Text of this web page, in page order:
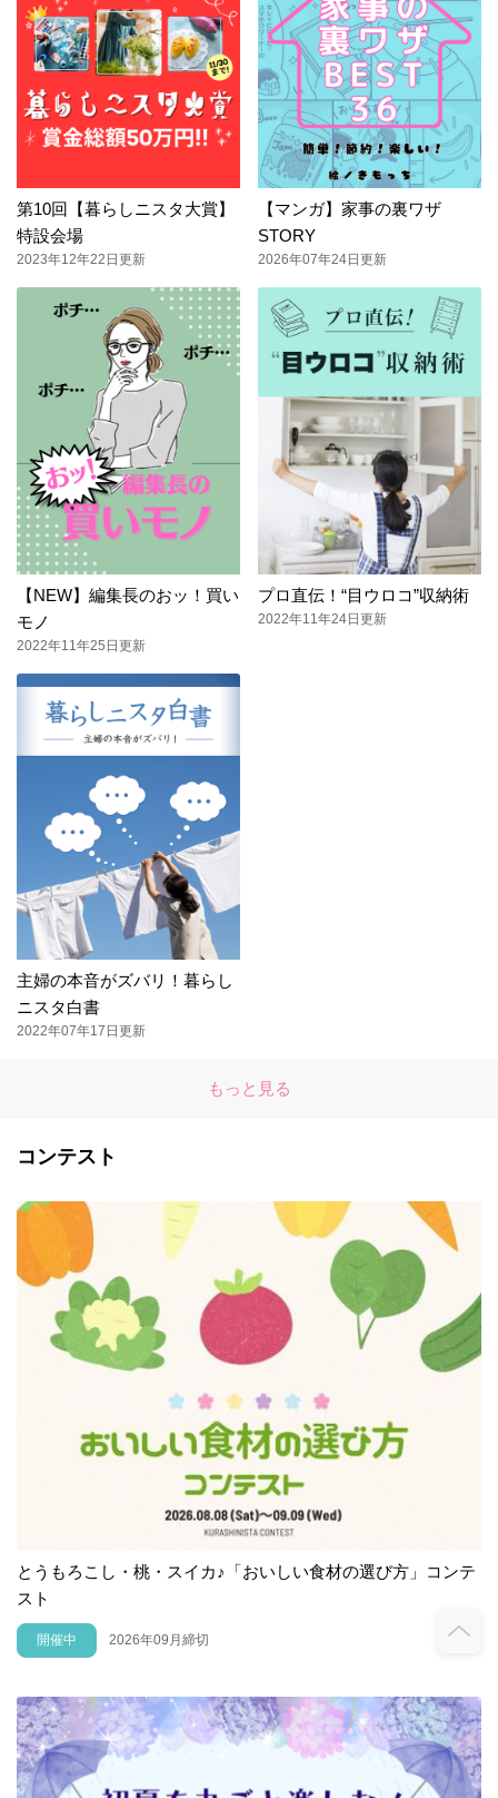
第10回【暮らしニスタ大賞】
特設会場
2023年12年22日更新
【マンガ】家事の裏ワザ
STORY
2026年07年24日更新
【NEW】編集長のおッ！買い
モノ
2022年11年25日更新
プロ直伝！“目ウロコ”収納術
2022年11年24日更新
主婦の本音がズバリ！暮らし
ニスタ白書
2022年07年17日更新
もっと見る
コンテスト
とうもろこし・桃・スイカ♪「おいしい食材の選び方」コンテ
スト
開催中 2026年09月締切